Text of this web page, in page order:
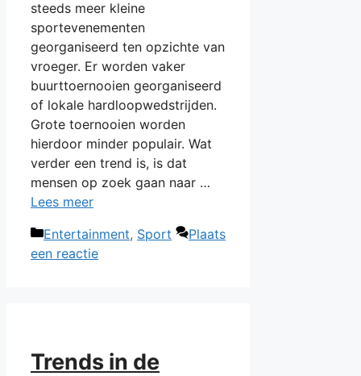
steeds meer kleine
sportevenementen
georganiseerd ten opzichte van
vroeger. Er worden vaker
buurttoernooien georganiseerd
of lokale hardloopwedstrijden.
Grote toernooien worden
hierdoor minder populair. Wat
verder een trend is, is dat
mensen op zoek gaan naar …
Lees meer
Categorieën
Entertainment, Sport
Plaats
een reactie
Trends in de